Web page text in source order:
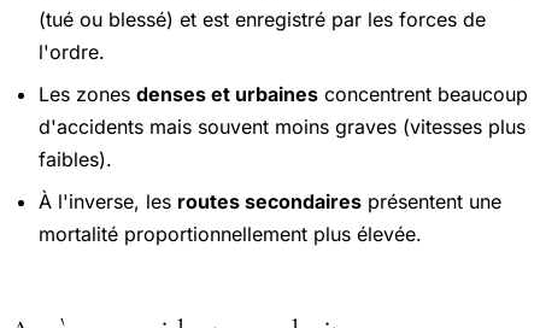
(tué ou blessé) et est enregistré par les forces de
l'ordre.
Les zones denses et urbaines concentrent beaucoup
d'accidents mais souvent moins graves (vitesses plus
faibles).
À l'inverse, les routes secondaires présentent une
mortalité proportionnellement plus élevée.